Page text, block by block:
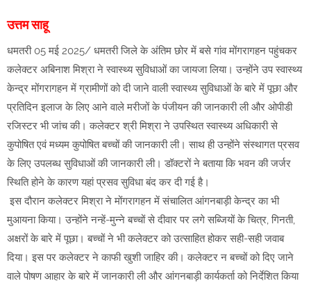
उत्तम साहू
धमतरी 05 मई 2025/ धमतरी जिले के अंतिम छोर में बसे गांव मोंगरागहन पहुंचकर
कलेक्टर अबिनाश मिश्रा ने स्वास्थ्य सुविधाओं का जायजा लिया। उन्होंने उप स्वास्थ्य
केन्द्र मोंगरागहन में ग्रामीणों को दी जाने वाली स्वास्थ्य सुविधाओं के बारे में पूछा और
प्रतिदिन इलाज के लिए आने वाले मरीजों के पंजीयन की जानकारी ली और ओपीडी
रजिस्टर भी जांच की। कलेक्टर श्री मिश्रा ने उपस्थित स्वास्थ्य अधिकारी से
कुपोषित एवं मध्यम कुपोषित बच्चों की जानकारी ली। साथ ही उन्होंने संस्थागत प्रसव
के लिए उपलब्ध सुविधाओं की जानकारी ली। डॉक्टरों ने बताया कि भवन की जर्जर
स्थिति होने के कारण यहां प्रसव सुविधा बंद कर दी गई है।
इस दौरान कलेक्टर मिश्रा ने मोंगरागहन में संचालित आंगनबाड़ी केन्द्र का भी
मुआयना किया। उन्होंने नन्हें-मुन्ने बच्चों से दीवार पर लगे सब्जियों के चित्र, गिनती,
अक्षरों के बारे में पूछा। बच्चों ने भी कलेक्टर को उत्साहित होकर सही-सही जवाब
दिया। इस पर कलेक्टर ने काफी खुशी जाहिर की। कलेक्टर न बच्चों को दिए जाने
वाले पोषण आहार के बारे में जानकारी ली और आंगनबाड़ी कार्यकर्ता को निर्देशित किया